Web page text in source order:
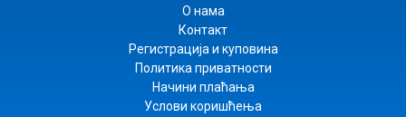
О нама
Контакт
Регистрација и куповина
Политика приватности
Начини плаћања
Услови коришћења